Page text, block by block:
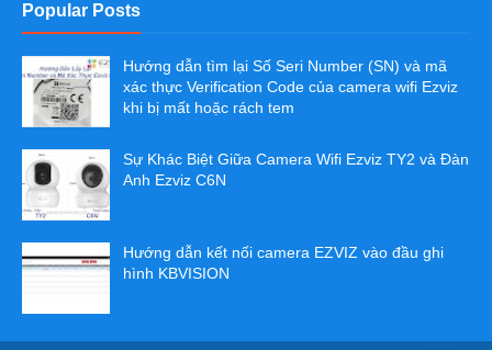
Popular Posts
Hướng dẫn tìm lại Số Seri Number (SN) và mã
xác thực Verification Code của camera wifi Ezviz
khi bị mất hoặc rách tem
Sự Khác Biệt Giữa Camera Wifi Ezviz TY2 và Đàn
Anh Ezviz C6N
Hướng dẫn kết nối camera EZVIZ vào đầu ghi
hình KBVISION